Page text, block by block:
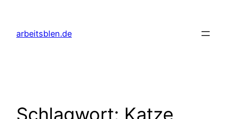
springen
arbeitsblen.de
Schlagwort: Katze